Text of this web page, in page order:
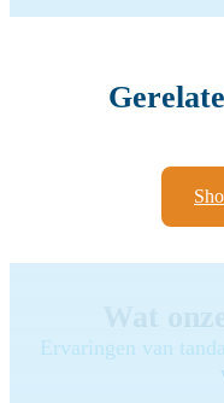
Ervaringen van